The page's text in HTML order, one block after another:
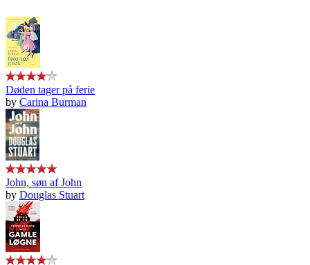
Døden tager på ferie
by Carina Burman
John, søn af John
by Douglas Stuart